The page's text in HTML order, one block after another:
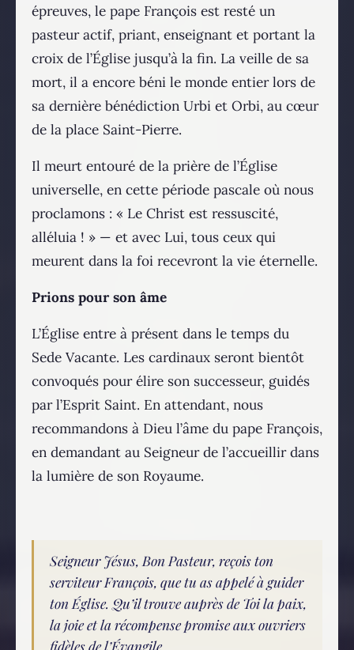
épreuves, le pape François est resté un
pasteur actif, priant, enseignant et portant la
croix de l’Église jusqu’à la fin. La veille de sa
mort, il a encore béni le monde entier lors de
sa dernière bénédiction Urbi et Orbi, au cœur
de la place Saint-Pierre.
Il meurt entouré de la prière de l’Église
universelle, en cette période pascale où nous
proclamons : « Le Christ est ressuscité,
alléluia ! » — et avec Lui, tous ceux qui
meurent dans la foi recevront la vie éternelle.
Prions pour son âme
L’Église entre à présent dans le temps du
Sede Vacante. Les cardinaux seront bientôt
convoqués pour élire son successeur, guidés
par l’Esprit Saint. En attendant, nous
recommandons à Dieu l’âme du pape François,
en demandant au Seigneur de l’accueillir dans
la lumière de son Royaume.
Seigneur Jésus, Bon Pasteur, reçois ton
serviteur François, que tu as appelé à guider
ton Église. Qu’il trouve auprès de Toi la paix,
la joie et la récompense promise aux ouvriers
fidèles de l’Évangile.